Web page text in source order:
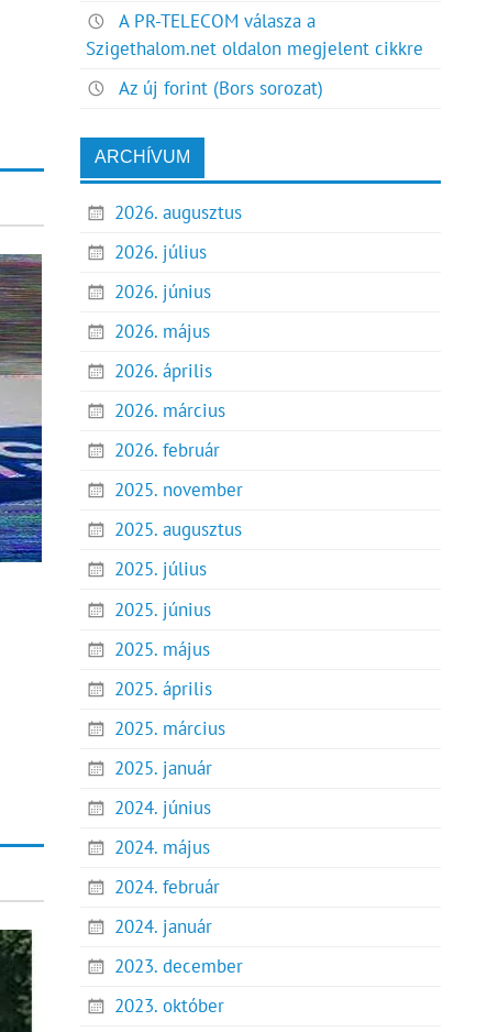
A PR-TELECOM válasza a
Szigethalom.net oldalon megjelent cikkre
Az új forint (Bors sorozat)
ARCHÍVUM
2026. augusztus
2026. július
2026. június
2026. május
2026. április
2026. március
2026. február
2025. november
2025. augusztus
2025. július
2025. június
2025. május
2025. április
2025. március
2025. január
2024. június
2024. május
2024. február
2024. január
2023. december
2023. október